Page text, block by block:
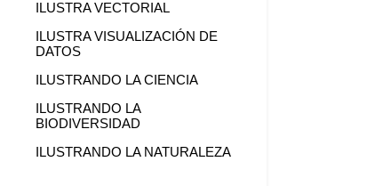
ILUSTRA VECTORIAL
ILUSTRA VISUALIZACIÓN DE
DATOS
ILUSTRANDO LA CIENCIA
ILUSTRANDO LA
BIODIVERSIDAD
ILUSTRANDO LA NATURALEZA